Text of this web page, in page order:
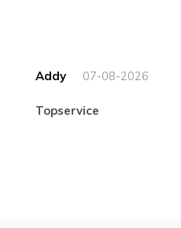
Addy 07-08-2026
topservice